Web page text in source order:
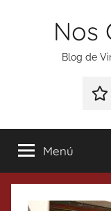
Nos
Blog de
Menú